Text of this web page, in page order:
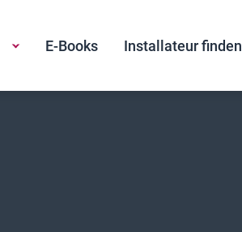
E-Books Installateur finden